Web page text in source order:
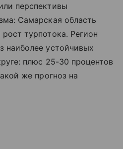
перспективы
Самарская область
турпотока. Регион
наиболее устойчивых
плюс 25-30 процентов
же прогноз на